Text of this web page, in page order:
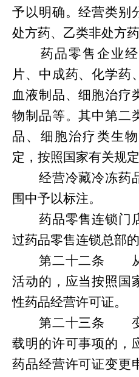
予以明确。经营类别
处方药、乙类非处方药
药品零售企业
片、中成药、化学药
血液制品、细胞治疗
物制品等。其中第二
品、细胞治疗类生
定 ， 按照国家有关规定
经营冷藏冷冻药
围中予以标注。
药品零售连锁门
过药品零售连锁总部的
第二十二条
活动的，应当按照国
性药品经营许可证。
第二十三条
载明的许可事项的，
药品经营许可证变更